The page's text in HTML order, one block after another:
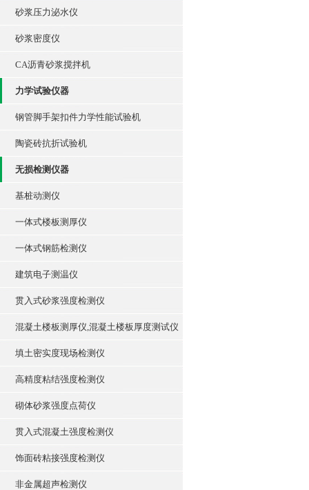
砂浆压力泌水仪
砂浆密度仪
CA沥青砂浆搅拌机
力学试验仪器
钢管脚手架扣件力学性能试验机
陶瓷砖抗折试验机
无损检测仪器
基桩动测仪
一体式楼板测厚仪
一体式钢筋检测仪
建筑电子测温仪
贯入式砂浆强度检测仪
混凝土楼板测厚仪,混凝土楼板厚度测试仪
填土密实度现场检测仪
高精度粘结强度检测仪
砌体砂浆强度点荷仪
贯入式混凝土强度检测仪
饰面砖粘接强度检测仪
非金属超声检测仪